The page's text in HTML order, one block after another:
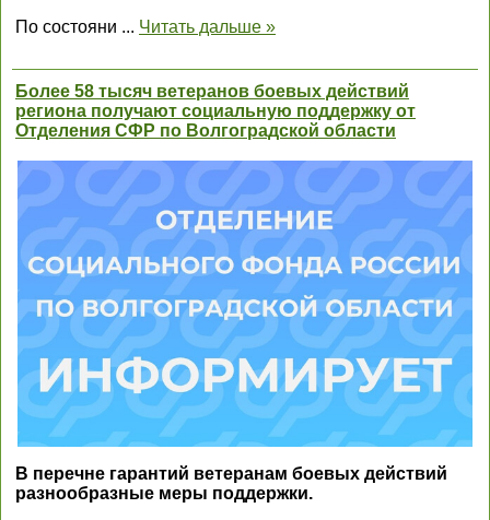
По состояни ... Читать дальше »
Более 58 тысяч ветеранов боевых действий
региона получают социальную поддержку от
Отделения СФР по Волгоградской области
В перечне гарантий ветеранам боевых действий
разнообразные меры поддержки.